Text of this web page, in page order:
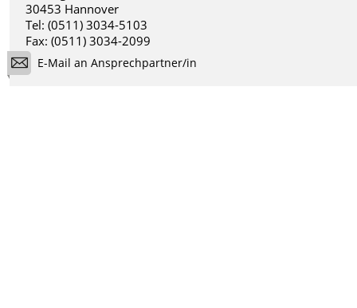
30453 Hannover
Tel: (0511) 3034-5103
Fax: (0511) 3034-2099
E-Mail an Ansprechpartner/in